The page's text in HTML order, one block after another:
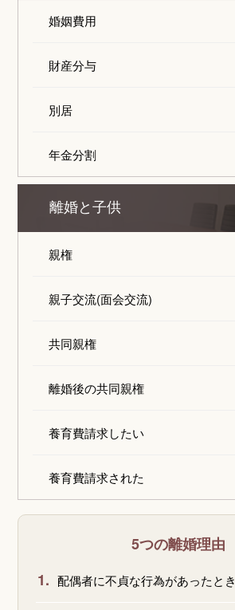
婚姻費用
財産分与
別居
年金分割
離婚と子供
親権
親子交流(面会交流)
共同親権
離婚後の共同親権
養育費請求したい
養育費請求された
5つの離婚理由
1. 配偶者に不貞な行為があったとき